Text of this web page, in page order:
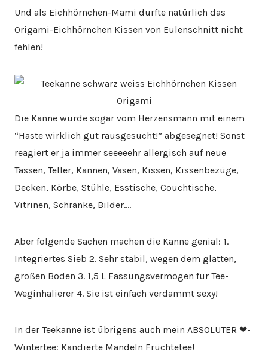
Und als Eichhörnchen-Mami durfte natürlich das
Origami-Eichhörnchen Kissen von Eulenschnitt nicht
fehlen!
Die Kanne wurde sogar vom Herzensmann mit einem
“Haste wirklich gut rausgesucht!” abgesegnet! Sonst
reagiert er ja immer seeeeehr allergisch auf neue
Tassen, Teller, Kannen, Vasen, Kissen, Kissenbezüge,
Decken, Körbe, Stühle, Esstische, Couchtische,
Vitrinen, Schränke, Bilder….
Aber folgende Sachen machen die Kanne genial: 1.
Integriertes Sieb 2. Sehr stabil, wegen dem glatten,
großen Boden 3. 1,5 L Fassungsvermögen für Tee-
Weginhalierer 4. Sie ist einfach verdammt sexy!
In der Teekanne ist übrigens auch mein ABSOLUTER ❤-
Wintertee: Kandierte Mandeln Früchtetee!